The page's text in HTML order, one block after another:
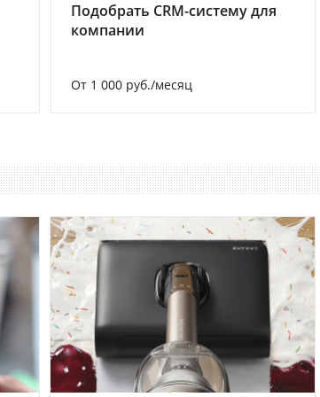
Подобрать CRM-систему для
компании
От 1 000 руб./месяц